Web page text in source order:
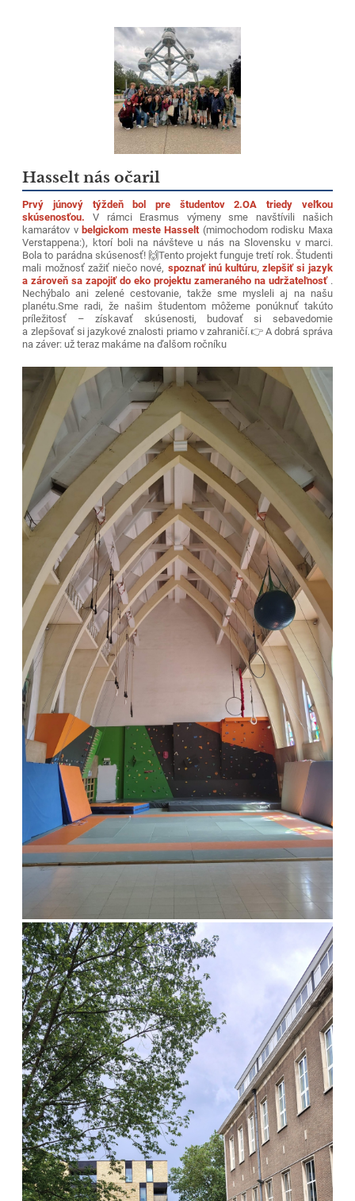
Hasselt nás očaril
Prvý júnový týždeň bol pre študentov 2.OA triedy veľkou
skúsenosťou. V rámci Erasmus výmeny sme navštívili našich
kamarátov vbelgickom meste Hasselt(mimochodom rodisku Maxa
Verstappena:), ktorí boli na návšteve u nás na Slovensku v marci.
Bola to parádna skúsenosť! 🙌Tento projekt funguje tretí rok. Študenti
mali možnosť zažiť niečo nové, spoznať inú kultúru, zlepšiť si jazyk
a zároveň sa zapojiť do eko projektu zameraného na udržateľnosť.
Nechýbalo ani zelené cestovanie, takže sme mysleli aj na našu
planétu.Sme radi, že našim študentom môžeme ponúknuť takúto
príležitosť – získavať skúsenosti, budovať si sebavedomie
a zlepšovať si jazykové znalosti priamo v zahraničí.👉 A dobrá správa
na záver: už teraz makáme na ďalšom ročníku